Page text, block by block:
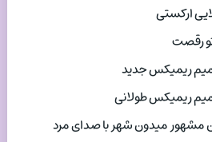
ارکستی
رقصت
ریمیکس جدید
ریمیکس طولانی
مشهور میدون شهر با صدای مرد